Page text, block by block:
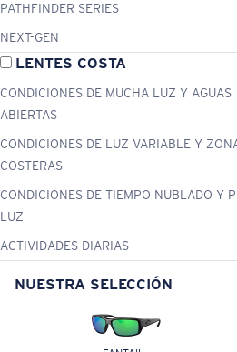
PATHFINDER SERIES
NEXT-GEN
LENTES COSTA
CONDICIONES DE MUCHA LUZ Y AGUAS
ABIERTAS
CONDICIONES DE LUZ VARIABLE Y
COSTERAS
CONDICIONES DE TIEMPO NUBLADO Y
LUZ
ACTIVIDADES DIARIAS
NUESTRA SELECCIÓN